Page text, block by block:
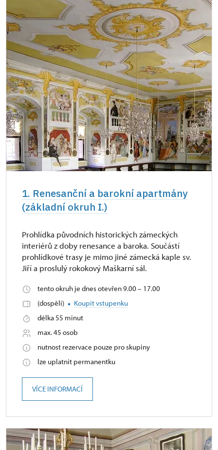
1. Renesanční a barokní apartmány
(základní okruh I.)
Prohlídka původních historických zámeckých
interiérů z doby renesance a baroka. Součástí
prohlídkové trasy je mimo jiné zámecká kaple sv.
Jiří a proslulý rokokový Maškarní sál.
tento okruh je dnes otevřen 9.00 – 17.00
(dospělí)
Koupit vstupenku
délka 55 minut
max. 45 osob
nutnost rezervace pouze pro skupiny
lze uplatnit permanentku
VÍCE INFORMACÍ